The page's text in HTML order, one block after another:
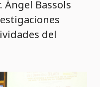
Ángel Bassols
del